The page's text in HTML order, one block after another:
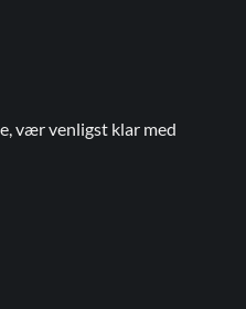
vær venligst klar med